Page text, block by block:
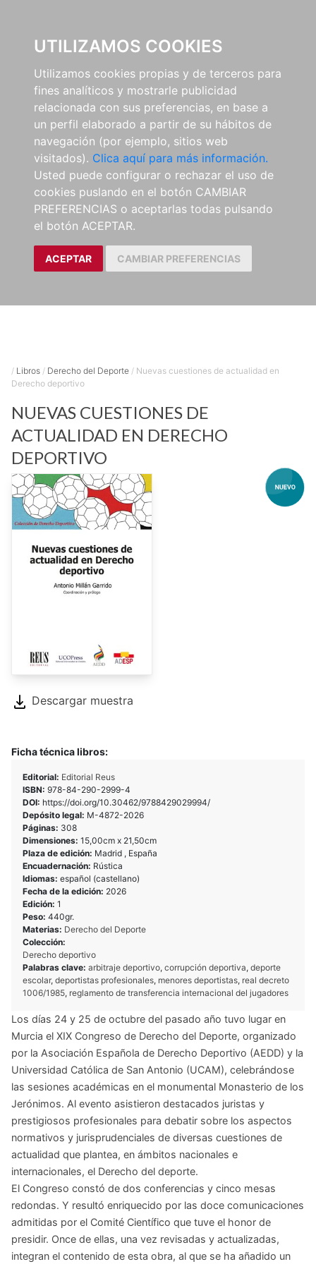
UTILIZAMOS COOKIES
Utilizamos cookies propias y de terceros para
fines analíticos y mostrarle publicidad
relacionada con sus preferencias, en base a
un perfil elaborado a partir de su hábitos de
navegación (por ejemplo, sitios web
visitados). Clica aquí para más información.
Usted puede configurar o rechazar el uso de
cookies puslando en el botón CAMBIAR
PREFERENCIAS o aceptarlas todas pulsando
el botón ACEPTAR.
ACEPTAR CAMBIAR PREFERENCIAS
/ Libros / Derecho del Deporte / Nuevas cuestiones de actualidad en
Derecho deportivo
NUEVAS CUESTIONES DE
ACTUALIDAD EN DERECHO
DEPORTIVO
Descargar muestra
Ficha técnica libros:
Editorial: Editorial Reus
ISBN: 978-84-290-2999-4
DOI: https://doi.org/10.30462/9788429029994/
Depósito legal: M-4872-2026
Páginas: 308
Dimensiones: 15,00cm x 21,50cm
Plaza de edición: Madrid , España
Encuadernación: Rústica
Idiomas: español (castellano)
Fecha de la edición: 2026
Edición: 1
Peso: 440gr.
Materias: Derecho del Deporte
Colección:
Derecho deportivo
Palabras clave: arbitraje deportivo, corrupción deportiva, deporte
escolar, deportistas profesionales, menores deportistas, real decreto
1006/1985, reglamento de transferencia internacional del jugadores
Los días 24 y 25 de octubre del pasado año tuvo lugar en
Murcia el XIX Congreso de Derecho del Deporte, organizado
por la Asociación Española de Derecho Deportivo (AEDD) y la
Universidad Católica de San Antonio (UCAM), celebrándose
las sesiones académicas en el monumental Monasterio de los
Jerónimos. Al evento asistieron destacados juristas y
prestigiosos profesionales para debatir sobre los aspectos
normativos y jurisprudenciales de diversas cuestiones de
actualidad que plantea, en ámbitos nacionales e
internacionales, el Derecho del deporte.
El Congreso constó de dos conferencias y cinco mesas
redondas. Y resultó enriquecido por las doce comunicaciones
admitidas por el Comité Científico que tuve el honor de
presidir. Once de ellas, una vez revisadas y actualizadas,
integran el contenido de esta obra, al que se ha añadido un